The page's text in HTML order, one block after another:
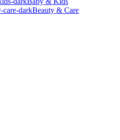
Beauty & Care